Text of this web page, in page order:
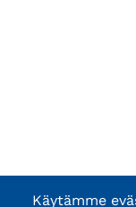
Käytämme